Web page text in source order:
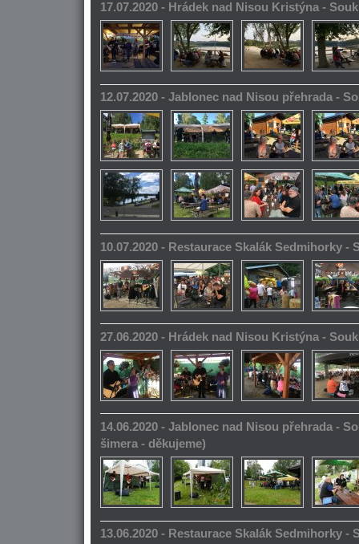
17.07.2020 - Hrádek nad Nisou Kristýna -
12.07.2020 - Jablonec nad Nisou přehrada -
10.07.2020 - Restaurace Skalák Sedmihorky -
27.06.2020 - Hrádek nad Nisou Kristýna -
14.06.2020 - Jablonec nad Nisou přehrada -
šimera - děkujeme)
13.06.2020 - Restaurace Skalák Sedmihorky -